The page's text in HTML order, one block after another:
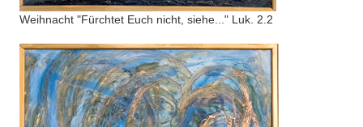
Weihnacht "Fürchtet Euch nicht, siehe..." Luk. 2.2